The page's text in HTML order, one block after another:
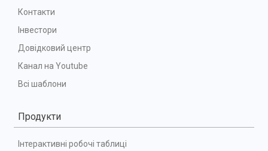
Контакти
Інвестори
Довідковий центр
Канал на Youtube
Всі шаблони
Продукти
Інтерактивні робочі таблиці